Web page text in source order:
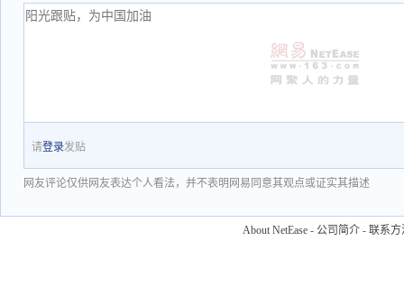
请登录发贴
网友评论仅供网友表达个人看法，并不表明网易同意其观点或证实其描述
About NetEase - 公司简介 - 联系方